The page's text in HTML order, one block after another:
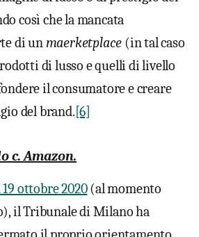
così che la mancata
di unmaerketplace (in tal caso
di lusso e quelli di livello
il consumatore e creare
del brand.[6]
c. Amazon.
ottobre 2020(al momento
il Tribunale di Milano ha